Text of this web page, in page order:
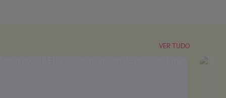
VER TUDO